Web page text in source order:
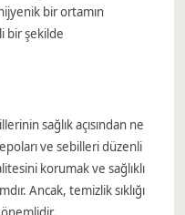
bir ortamın
bir şekilde
sağlık açısından ne
ve sebilleri düzenli
korumak ve sağlıklı
Ancak, temizlik sıklığı